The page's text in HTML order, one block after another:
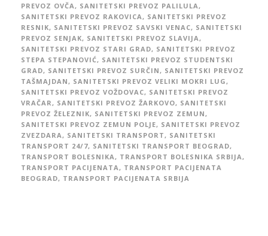
PREVOZ OVČA , SANITETSKI PREVOZ PALILULA ,
SANITETSKI PREVOZ RAKOVICA , SANITETSKI PREVOZ
RESNIK, SANITETSKI PREVOZ SAVSKI VENAC, SANITETSKI
PREVOZ SENJAK, SANITETSKI PREVOZ SLAVIJA ,
SANITETSKI PREVOZ STARI GRAD, SANITETSKI PREVOZ
STEPA STEPANOVIĆ, SANITETSKI PREVOZ STUDENTSKI
GRAD, SANITETSKI PREVOZ SURČIN , SANITETSKI PREVOZ
TAŠMAJDAN , SANITETSKI PREVOZ VELIKI MOKRI LUG ,
SANITETSKI PREVOZ VOŽDOVAC, SANITETSKI PREVOZ
VRAČAR , SANITETSKI PREVOZ ŽARKOVO, SANITETSKI
PREVOZ ŽELEZNIK, SANITETSKI PREVOZ ZEMUN ,
SANITETSKI PREVOZ ZEMUN POLJE, SANITETSKI PREVOZ
ZVEZDARA , SANITETSKI TRANSPORT , SANITETSKI
TRANSPORT 24/7, SANITETSKI TRANSPORT BEOGRAD,
TRANSPORT BOLESNIKA , TRANSPORT BOLESNIKA SRBIJA ,
TRANSPORT PACIJENATA , TRANSPORT PACIJENATA
BEOGRAD, TRANSPORT PACIJENATA SRBIJA